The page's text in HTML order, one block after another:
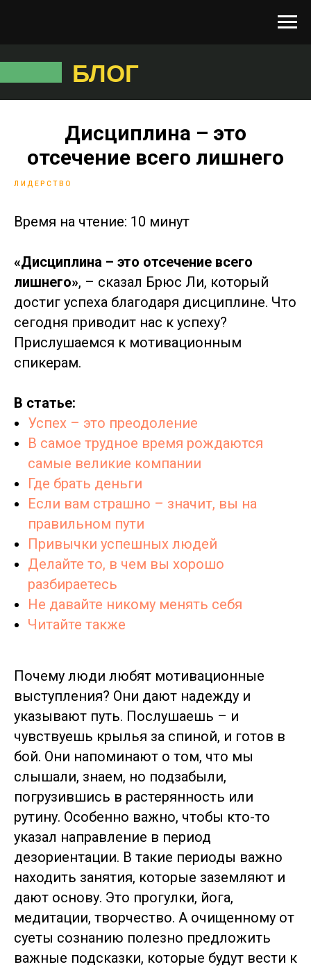
БЛОГ
Дисциплина – это
отсечение всего лишнего
ЛИДЕРСТВО
Время на чтение: 10 минут
«Дисциплина – это отсечение всего
лишнего», – сказал Брюс Ли, который
достиг успеха благодаря дисциплине. Что
сегодня приводит нас к успеху?
Прислушаемся к мотивационным
спикерам.
В статье:
Успех – это преодоление
В самое трудное время рождаются
самые великие компании
Где брать деньги
Если вам страшно – значит, вы на
правильном пути
Привычки успешных людей
Делайте то, в чем вы хорошо
разбираетесь
Не давайте никому менять себя
Читайте также
Почему люди любят мотивационные
выступления? Они дают надежду и
указывают путь. Послушаешь – и
чувствуешь крылья за спиной, и готов в
бой. Они напоминают о том, что мы
слышали, знаем, но подзабыли,
погрузившись в растерянность или
рутину. Особенно важно, чтобы кто-то
указал направление в период
дезориентации. В такие периоды важно
находить занятия, которые заземляют и
дают основу. Это прогулки, йога,
медитации, творчество. А очищенному от
суеты сознанию полезно предложить
важные подсказки, которые будут вести к